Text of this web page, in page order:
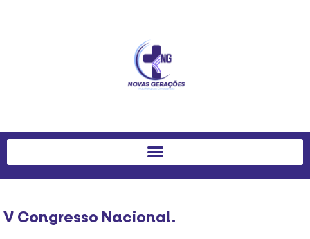
V Congresso Nacional.